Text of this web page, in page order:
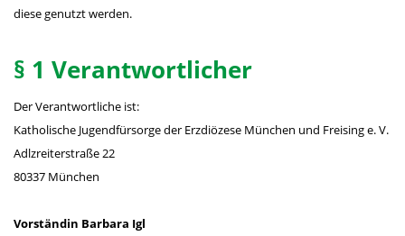
diese genutzt werden.
§ 1 Verantwortlicher
Der Verantwortliche ist:
Katholische Jugendfürsorge der Erzdiözese München und Freising e. V.
Adlzreiterstraße 22
80337 München
Vorständin Barbara Igl